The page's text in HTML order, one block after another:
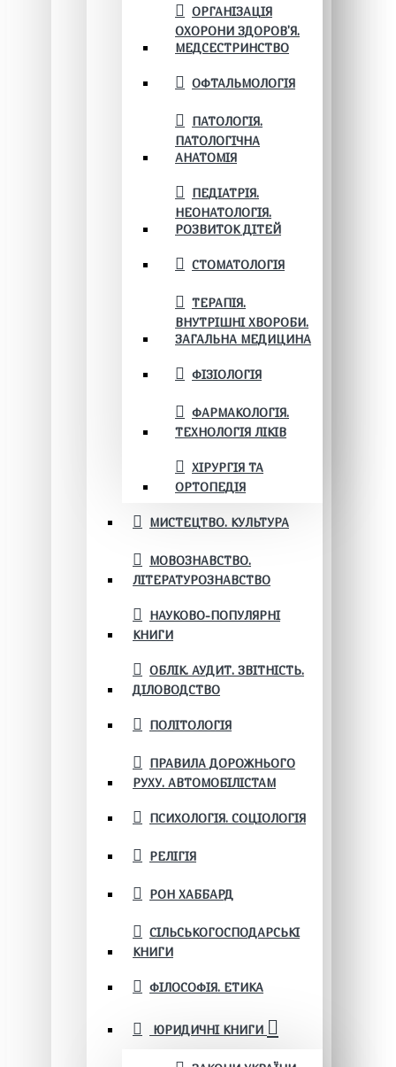
ОРГАНІЗАЦІЯ
ОХОРОНИ ЗДОРОВ'Я.
МЕДСЕСТРИНСТВО
ОФТАЛЬМОЛОГІЯ
ПАТОЛОГІЯ.
ПАТОЛОГІЧНА
АНАТОМІЯ
ПЕДІАТРІЯ.
НЕОНАТОЛОГІЯ.
РОЗВИТОК ДІТЕЙ
СТОМАТОЛОГІЯ
ТЕРАПІЯ.
ВНУТРІШНІ ХВОРОБИ.
ЗАГАЛЬНА МЕДИЦИНА
ФІЗІОЛОГІЯ
ФАРМАКОЛОГІЯ.
ТЕХНОЛОГІЯ ЛІКІВ
ХІРУРГІЯ ТА
ОРТОПЕДІЯ
МИСТЕЦТВО. КУЛЬТУРА
МОВОЗНАВСТВО.
ЛІТЕРАТУРОЗНАВСТВО
НАУКОВО-ПОПУЛЯРНІ
КНИГИ
ОБЛІК. АУДИТ. ЗВІТНІСТЬ.
ДІЛОВОДСТВО
ПОЛІТОЛОГІЯ
ПРАВИЛА ДОРОЖНЬОГО
РУХУ. АВТОМОБІЛІСТАМ
ПСИХОЛОГІЯ. СОЦІОЛОГІЯ
РЕЛІГІЯ
РОН ХАББАРД
СІЛЬСЬКОГОСПОДАРСЬКІ
КНИГИ
ФІЛОСОФІЯ. ЕТИКА
ЮРИДИЧНІ КНИГИ